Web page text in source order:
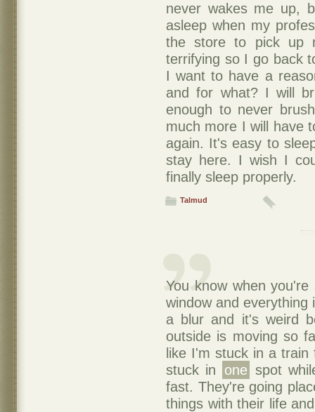
never wakes me up,
asleep when my
the store to pick up
terrifying so I go back
I want to have a
and for what? I will
enough to never
much more I will have
again. It's easy to
stay here. I wish I
finally sleep properly.
Talmud
You know when
window and everything
a blur and it's weird
outside is moving so
like I'm stuck in a
stuck in
one spot
fast. They're going
things with their life